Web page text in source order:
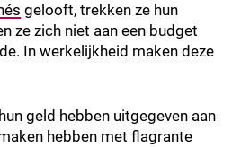
gelooft, trekken ze hun
ze zich niet aan een budget
In werkelijkheid maken deze
geld hebben uitgegeven aan
hebben met flagrante